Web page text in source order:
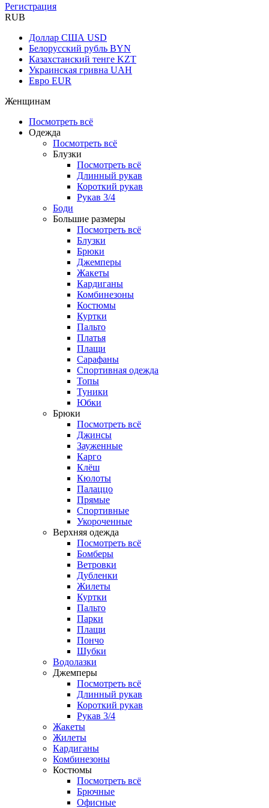
Регистрация
RUB
Доллар США USD
Белорусский рубль BYN
Казахстанский тенге KZT
Украинская гривна UAH
Евро EUR
Женщинам
Посмотреть всё
Одежда
Посмотреть всё
Блузки
Посмотреть всё
Длинный рукав
Короткий рукав
Рукав 3/4
Боди
Большие размеры
Посмотреть всё
Блузки
Брюки
Джемперы
Жакеты
Кардиганы
Комбинезоны
Костюмы
Куртки
Пальто
Платья
Плащи
Сарафаны
Спортивная одежда
Топы
Туники
Юбки
Брюки
Посмотреть всё
Джинсы
Зауженные
Карго
Клёш
Кюлоты
Палаццо
Прямые
Спортивные
Укороченные
Верхняя одежда
Посмотреть всё
Бомберы
Ветровки
Дубленки
Жилеты
Куртки
Пальто
Парки
Плащи
Пончо
Шубки
Водолазки
Джемперы
Посмотреть всё
Длинный рукав
Короткий рукав
Рукав 3/4
Жакеты
Жилеты
Кардиганы
Комбинезоны
Костюмы
Посмотреть всё
Брючные
Офисные